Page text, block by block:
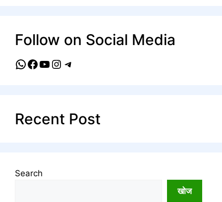
Follow on Social Media
WhatsApp
Facebook
YouTube
Instagram
Telegram
Recent Post
Search
खोज